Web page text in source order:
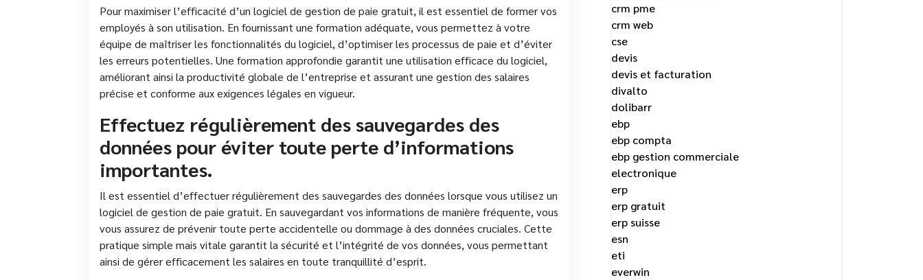
Pour maximiser l’efficacité d’un logiciel de gestion de paie gratuit, il est essentiel de former vos
employés à son utilisation. En fournissant une formation adéquate, vous permettez à votre
équipe de maîtriser les fonctionnalités du logiciel, d’optimiser les processus de paie et d’éviter
les erreurs potentielles. Une formation approfondie garantit une utilisation efficace du logiciel,
améliorant ainsi la productivité globale de l’entreprise et assurant une gestion des salaires
précise et conforme aux exigences légales en vigueur.
Effectuez régulièrement des sauvegardes des
données pour éviter toute perte d’informations
importantes.
Il est essentiel d’effectuer régulièrement des sauvegardes des données lorsque vous utilisez un
logiciel de gestion de paie gratuit. En sauvegardant vos informations de manière fréquente, vous
vous assurez de prévenir toute perte accidentelle ou dommage à des données cruciales. Cette
pratique simple mais vitale garantit la sécurité et l’intégrité de vos données, vous permettant
ainsi de gérer efficacement les salaires en toute tranquillité d’esprit.
crm pme
crm web
cse
devis
devis et facturation
divalto
dolibarr
ebp
ebp compta
ebp gestion commerciale
electronique
erp
erp gratuit
erp suisse
esn
eti
everwin